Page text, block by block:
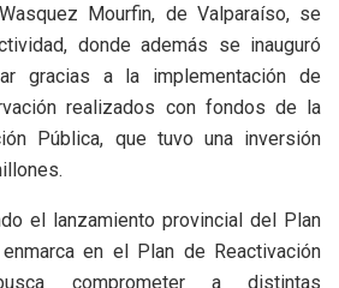
Mourfin, de Valparaíso, se
donde además se inauguró
gracias a la implementación de
realizados con fondos de la
Pública, que tuvo una inversión
el lanzamiento provincial del Plan
en el Plan de Reactivación
comprometer a distintas